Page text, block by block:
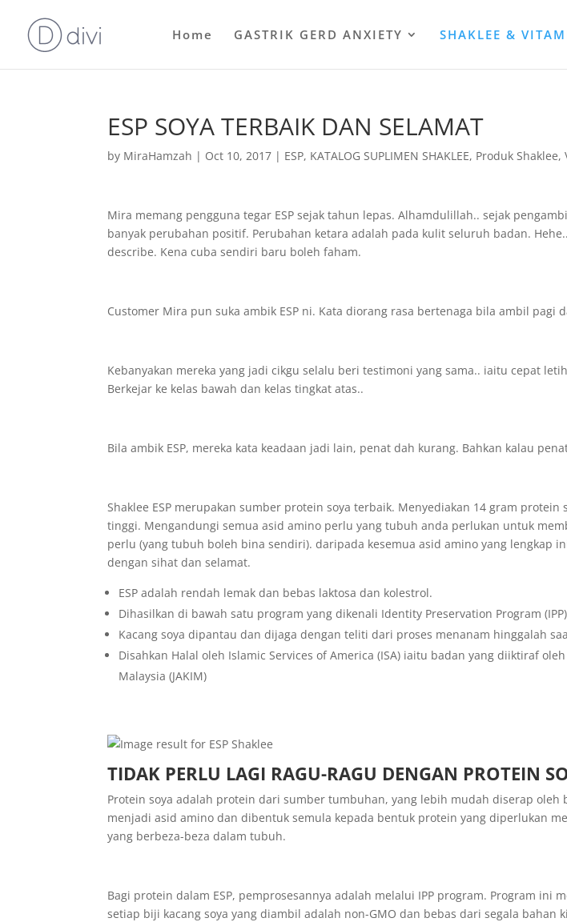
Home GASTRIK GERD ANXIETY SHAKLEE &
ESP SOYA TERBAIK DAN SELAMAT
by MiraHamzah | Oct 10, 2017 | ESP, KATALOG SUPLIMEN SHAKLEE, Produk Shaklee,
Mira memang pengguna tegar ESP sejak tahun lepas. Alhamdulillah.. sejak
banyak perubahan positif. Perubahan ketara adalah pada kulit seluruh badan.
describe. Kena cuba sendiri baru boleh faham.
Customer Mira pun suka ambik ESP ni. Kata diorang rasa bertenaga bila ambil pagi
Kebanyakan mereka yang jadi cikgu selalu beri testimoni yang sama.. iaitu cepat
Berkejar ke kelas bawah dan kelas tingkat atas..
Bila ambik ESP, mereka kata keadaan jadi lain, penat dah kurang. Bahkan kalau
Shaklee ESP merupakan sumber protein soya terbaik. Menyediakan 14 gram protein
tinggi. Mengandungi semua asid amino perlu yang tubuh anda perlukan untuk
perlu (yang tubuh boleh bina sendiri). daripada kesemua asid amino yang lengkap
dengan sihat dan selamat.
ESP adalah rendah lemak dan bebas laktosa dan kolestrol.
Dihasilkan di bawah satu program yang dikenali Identity Preservation Program (IPP)
Kacang soya dipantau dan dijaga dengan teliti dari proses menanam hinggalah
Disahkan Halal oleh Islamic Services of America (ISA) iaitu badan yang diiktiraf
Malaysia (JAKIM)
TIDAK PERLU LAGI RAGU-RAGU DENGAN PROTEIN
Protein soya adalah protein dari sumber tumbuhan, yang lebih mudah diserap oleh
menjadi asid amino dan dibentuk semula kepada bentuk protein yang diperlukan
yang berbeza-beza dalam tubuh.
Bagi protein dalam ESP, pemprosesannya adalah melalui IPP program. Program ini
setiap biji kacang soya yang diambil adalah non-GMO dan bebas dari segala bahan